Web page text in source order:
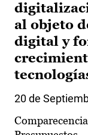
al objeto
digital y
20 de